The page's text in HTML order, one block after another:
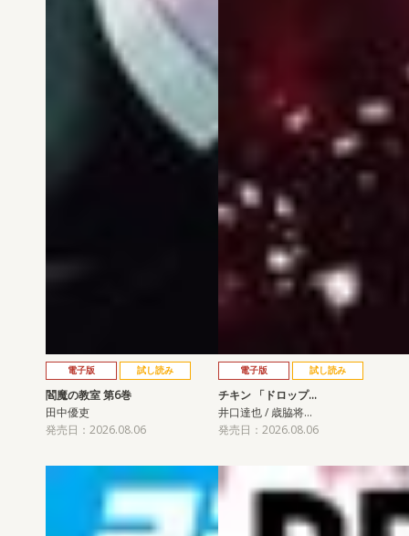
電子版 試し読み
閻魔の教室 第6巻
田中優吏
発売日：2026.08.06
電子版 試し読み
チキン 「ドロップ…
井口達也 / 歳脇将…
発売日：2026.08.06